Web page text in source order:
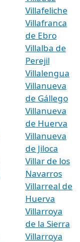
Villafeliche
Villafranca
de Ebro
Villalba de
Perejil
Villalengua
Villanueva
de Gállego
Villanueva
de Huerva
Villanueva
de Jiloca
Villar de los
Navarros
Villarreal de
Huerva
Villarroya
de la Sierra
Villarroya